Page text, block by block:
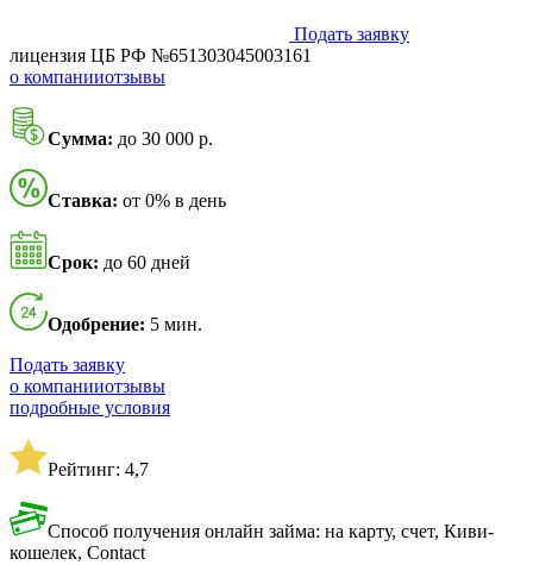
Подать заявку
лицензия ЦБ РФ №651303045003161
о компанииотзывы
Сумма: до 30 000 р.
Ставка: от 0% в день
Срок: до 60 дней
Одобрение: 5 мин.
Подать заявку
о компанииотзывы
подробные условия
Рейтинг: 4,7
Способ получения онлайн займа: на карту, счет, Киви-
кошелек, Contact